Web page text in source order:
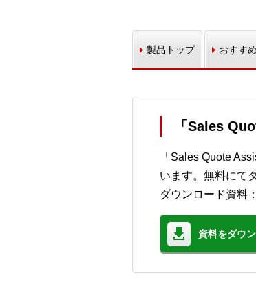
製品トップ おすす
「Sales
「Sales Quote
います。無料にて
ダウンロード資料
資料をダウ